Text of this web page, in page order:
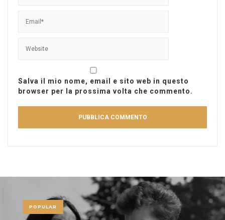
Salva il mio nome, email e sito web in questo
browser per la prossima volta che commento.
POPULAR